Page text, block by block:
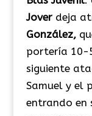
Joverdeja
González,
portería 10-
siguiente
Samuel y el
entrando en